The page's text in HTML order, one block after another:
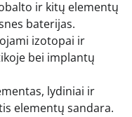
ir kitų elementų
baterijas.
izotopai ir
bei implantų
lydiniai ir
elementų sandara.